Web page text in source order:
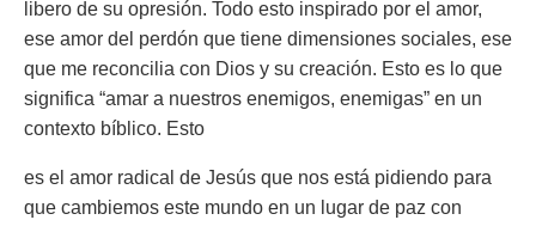
libero de su opresión. Todo esto inspirado por el amor,
ese amor del perdón que tiene dimensiones sociales, ese
que me reconcilia con Dios y su creación. Esto es lo que
significa “amar a nuestros enemigos, enemigas” en un
contexto bíblico. Esto
es el amor radical de Jesús que nos está pidiendo para
que cambiemos este mundo en un lugar de paz con